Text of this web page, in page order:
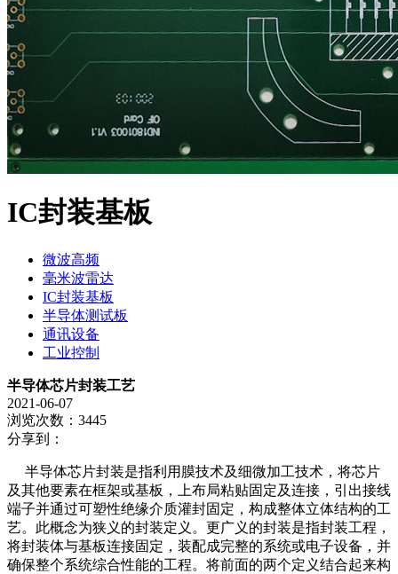
IC封装基板
微波高频
毫米波雷达
IC封装基板
半导体测试板
通讯设备
工业控制
半导体芯片封装工艺
2021-06-07
浏览次数：3445
分享到：
半导体芯片封装是指利用膜技术及细微加工技术，将芯片
及其他要素在框架或基板，上布局粘贴固定及连接，引出接线
端子并通过可塑性绝缘介质灌封固定，构成整体立体结构的工
艺。此概念为狭义的封装定义。更广义的封装是指封装工程，
将封装体与基板连接固定，装配成完整的系统或电子设备，并
确保整个系统综合性能的工程。将前面的两个定义结合起来构